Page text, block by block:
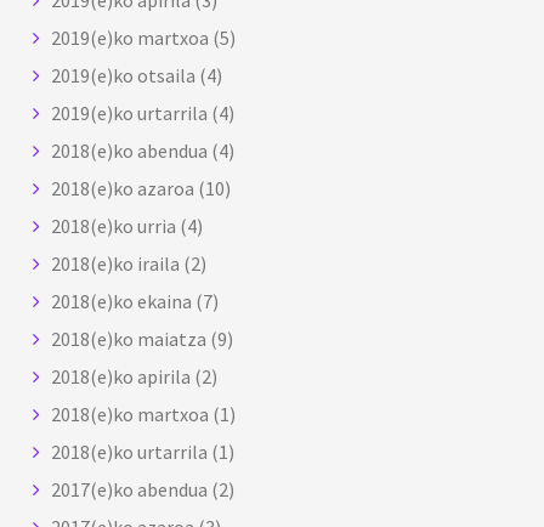
2019(e)ko martxoa (5)
2019(e)ko otsaila (4)
2019(e)ko urtarrila (4)
2018(e)ko abendua (4)
2018(e)ko azaroa (10)
2018(e)ko urria (4)
2018(e)ko iraila (2)
2018(e)ko ekaina (7)
2018(e)ko maiatza (9)
2018(e)ko apirila (2)
2018(e)ko martxoa (1)
2018(e)ko urtarrila (1)
2017(e)ko abendua (2)